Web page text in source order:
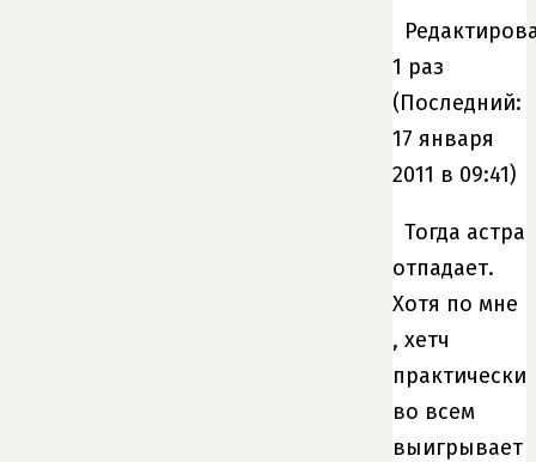
1 раз
(Последний:
17 января
2011 в 09:41)
Тогда астра
отпадает.
Хотя по мне
, хетч
практически
во всем
выигрывает